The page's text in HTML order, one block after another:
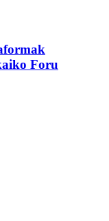
Foru